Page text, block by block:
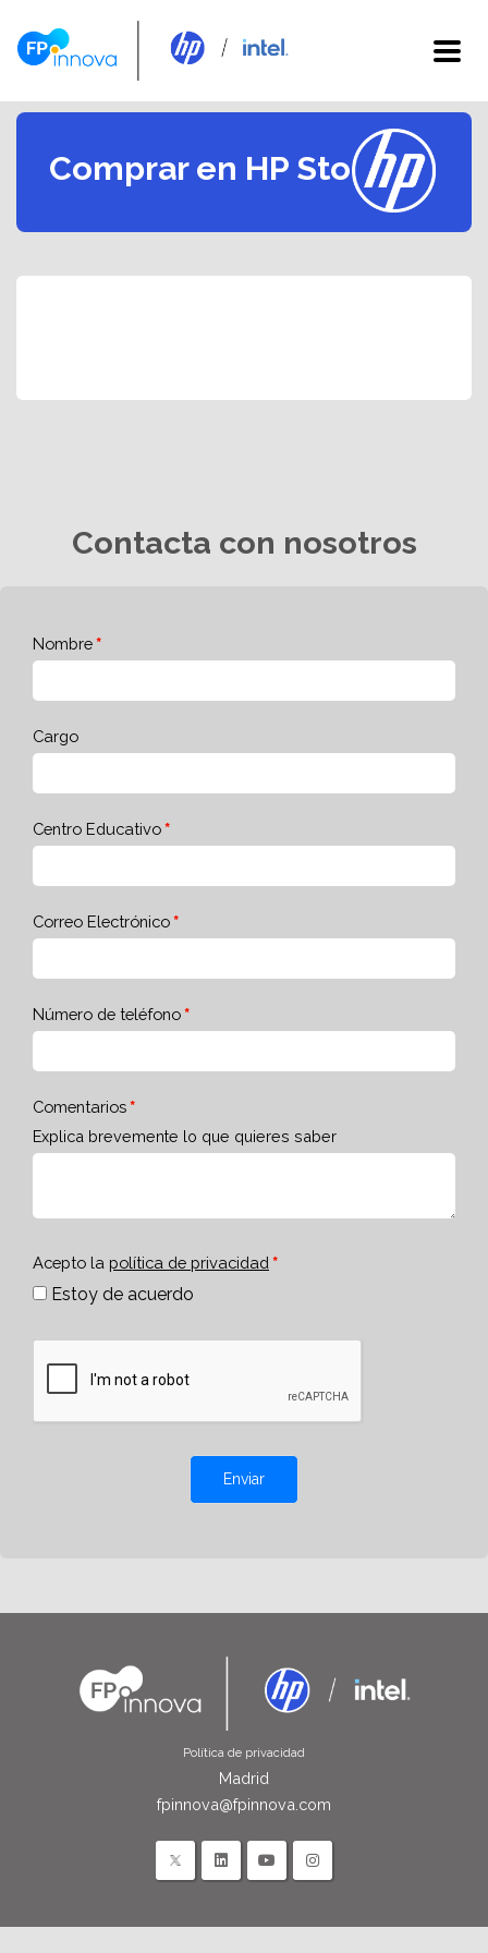
Comprar en HP Store
Contacta con nosotros
Nombre
Cargo
Centro Educativo
Correo Electrónico
Número de teléfono
Comentarios
Explica brevemente lo que quieres saber
Acepto la política de privacidad
Estoy de acuerdo
Enviar
Política de privacidad
Madrid
fpinnova@fpinnova.com